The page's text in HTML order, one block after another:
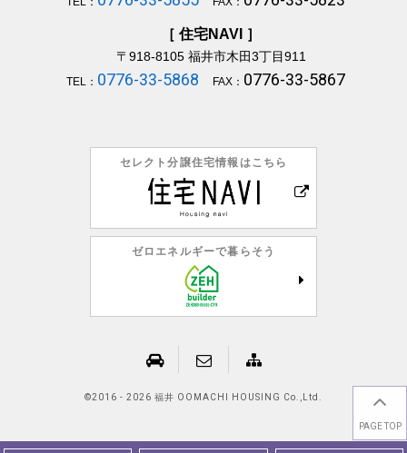
PAGE TOP
［ 住宅NAVI ］
〒918-8105福井市木田3丁目911
TEL： 0776-33-5868 FAX： 0776-33-5867
セレクト分譲住宅情報はこちら
ゼロエネルギーで暮らそう
©2016 - 2026 福井 OOMACHI HOUSING Co.,Ltd.